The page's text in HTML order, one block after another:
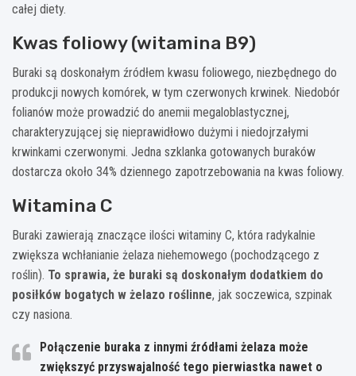
całej diety.
Kwas foliowy (witamina B9)
Buraki są doskonałym źródłem kwasu foliowego, niezbędnego do
produkcji nowych komórek, w tym czerwonych krwinek. Niedobór
folianów może prowadzić do anemii megaloblastycznej,
charakteryzującej się nieprawidłowo dużymi i niedojrzałymi
krwinkami czerwonymi. Jedna szklanka gotowanych buraków
dostarcza około 34% dziennego zapotrzebowania na kwas foliowy.
Witamina C
Buraki zawierają znaczące ilości witaminy C, która radykalnie
zwiększa wchłanianie żelaza niehemowego (pochodzącego z
roślin). To sprawia, że buraki są doskonałym dodatkiem do
posiłków bogatych w żelazo roślinne, jak soczewica, szpinak
czy nasiona.
Połączenie buraka z innymi źródłami żelaza może
zwiększyć przyswajalność tego pierwiastka nawet o